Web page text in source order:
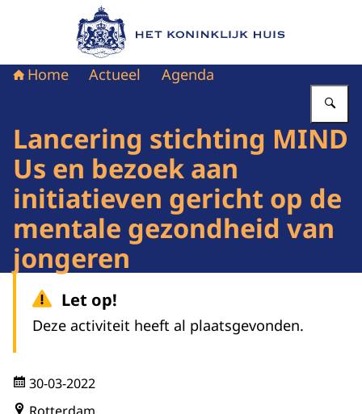
Naar de homepage van Het Koninklijk Huis
Home Actueel Agenda
Lancering stichting MIND
Us en bezoek aan
initiatieven gericht op de
mentale gezondheid van
jongeren
Let op!
Deze activiteit heeft al plaatsgevonden.
30-03-2022